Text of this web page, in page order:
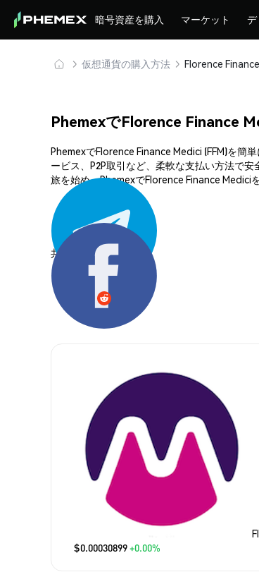
暗号資産を購入 マーケット デ
仮想通貨の購入方法
PhemexでFlorence Finance
PhemexでFlorence Finance Medici (FFM)を簡
ービス、P2P取引など、柔軟な支払い方法で
旅を始め、PhemexでFlorence Finance Medici
共有する:
$0.00030899+0.00%